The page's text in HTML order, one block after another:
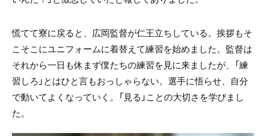
慌てて寮に戻ると、広岡監督が仁王立ちしている。挨拶もそ
こそこにユニフォームに着替えて練習を始めました。監督は
それから一日も休まず僕たちの練習を見に来ましたが、「練
習しろ」とはひと言もおっしゃらない。選手に悟らせ、自分
で動いてよくなっていく。「見る」ことの大切さを学びまし
た。